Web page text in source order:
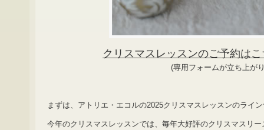
クリスマスレッスンのご予約は
(専用フォームが立ち上が
まずは、アトリエ・エコルの2025クリスマスレッスンのライ
今年のクリスマスレッスンでは、毎年大好評のクリスマスリ